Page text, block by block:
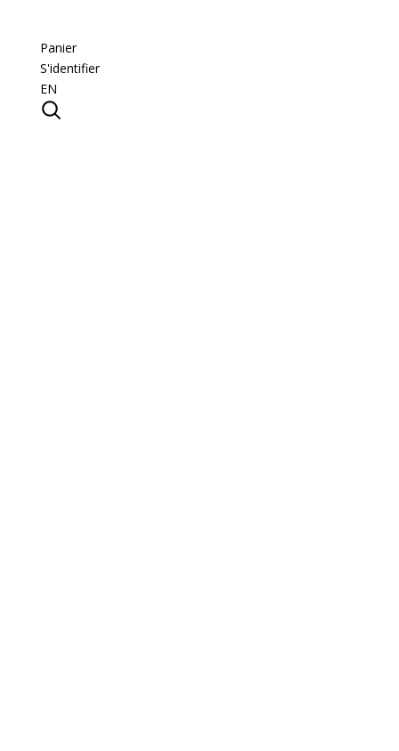
Panier
S'identifier
EN